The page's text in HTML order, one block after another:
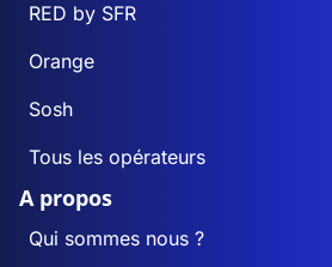
RED by SFR
Orange
Sosh
Tous les opérateurs
A propos
Qui sommes nous ?